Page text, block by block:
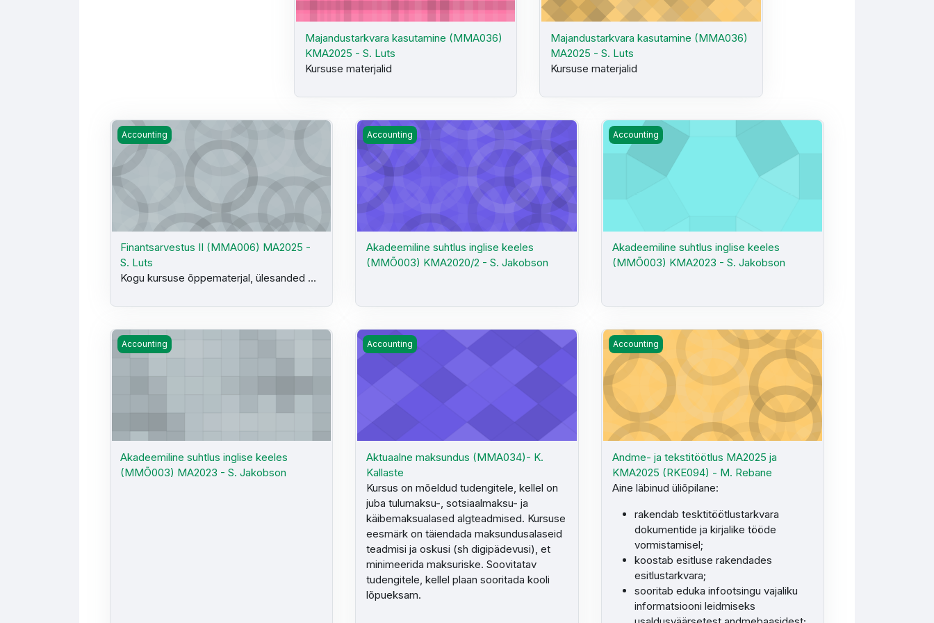
Majandustarkvara kasutamine (MMA036)
KMA2025 - S. Luts
Kursuse materjalid
Majandustarkvara kasutamine (MMA036)
MA2025 - S. Luts
Kursuse materjalid
Finantsarvestus II (MMA006) MA2025 - S. Luts
Accounting
Finantsarvestus II (MMA006) MA2025 -
S. Luts
Kogu kursuse õppematerjal, ülesanded ...
Akadeemiline suhtlus inglise keeles (MMÕ003) KMA2020/2 - S. Jakobson
Accounting
Akadeemiline suhtlus inglise keeles
(MMÕ003) KMA2020/2 - S. Jakobson
Akadeemiline suhtlus inglise keeles (MMÕ003) KMA2023 - S.
Accounting
Akadeemiline suhtlus inglise keeles
(MMÕ003) KMA2023 - S. Jakobson
Akadeemiline suhtlus inglise keeles (MMÕ003) MA2023 - S. Jakobson
Accounting
Akadeemiline suhtlus inglise keeles
(MMÕ003) MA2023 - S. Jakobson
Aktuaalne maksundus (MMA034)- K. Kallaste
Accounting
Aktuaalne maksundus (MMA034)- K.
Kallaste
Kursus on mõeldud tudengitele, kellel on
juba tulumaksu-, sotsiaalmaksu- ja
käibemaksualased algteadmised. Kursuse
eesmärk on täiendada maksundusalaseid
teadmisi ja oskusi (sh digipädevusi), et
minimeerida maksuriske. Soovitatav
tudengitele, kellel plaan sooritada kooli
lõpueksam.
Andme- ja tekstitöötlus MA2025 ja KMA2025 (RKE094) - M.
Accounting
Andme- ja tekstitöötlus MA2025 ja
KMA2025 (RKE094) - M. Rebane
Aine läbinud üliõpilane:
rakendab tesktitöötlustarkvara
dokumentide ja kirjalike tööde
vormistamisel;
koostab esitluse rakendades
esitlustarkvara;
sooritab eduka infootsingu vajaliku
informatsiooni leidmiseks